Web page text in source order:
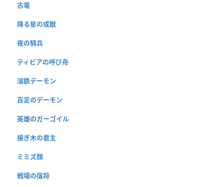
古竜
降る星の成獣
夜の騎兵
ティビアの呼び舟
溶鉄デーモン
百足のデーモン
英雄のガーゴイル
接ぎ木の君主
ミミズ顔
戦場の宿将